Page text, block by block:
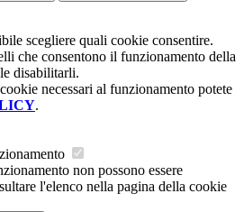
scegliere quali cookie consentire.
che consentono il funzionamento della
disabilitarli.
necessari al funzionamento potete
.
non possono essere
l'elenco nella pagina della cookie